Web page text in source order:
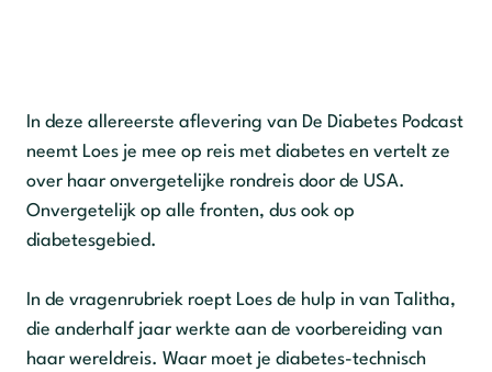
In deze allereerste aflevering van De Diabetes Podcast
neemt Loes je mee op reis met diabetes en vertelt ze
over haar onvergetelijke rondreis door de USA.
Onvergetelijk op alle fronten, dus ook op
diabetesgebied.
In de vragenrubriek roept Loes de hulp in van Talitha,
die anderhalf jaar werkte aan de voorbereiding van
haar wereldreis. Waar moet je diabetes-technisch